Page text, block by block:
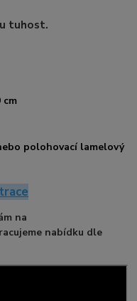
tuhost.
cm
polohovací lamelový
na
nabídku dle